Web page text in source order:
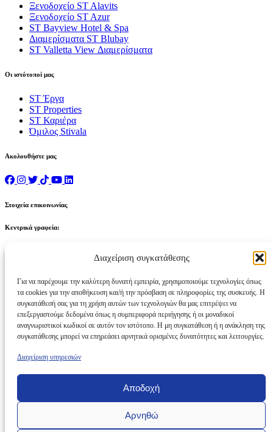
Διαχείριση συγκατάθεσης
Για να παρέχουμε την καλύτερη δυνατή εμπειρία, χρησιμοποιούμε τεχνολογίες όπως
τα cookies για την αποθήκευση και/ή την πρόσβαση σε πληροφορίες της συσκευής. Η
συγκατάθεσή σας για τη χρήση αυτών των τεχνολογιών θα μας επιτρέψει να
επεξεργαστούμε δεδομένα όπως η συμπεριφορά περιήγησης ή οι μοναδικοί
αναγνωριστικοί κωδικοί σε αυτόν τον ιστότοπο. Η μη συγκατάθεση ή η ανάκληση της
συγκατάθεσης μπορεί να επηρεάσει αρνητικά ορισμένες δυνατότητες και λειτουργίες.
Διαχείριση υπηρεσιών
Αποδοχή
Αρνηθώ
Ξενοδοχείο ST Alavits
Ξενοδοχείο ST Azur
ST Bayview Hotel & Spa
Διαμερίσματα ST Blubay
ST Valletta View Διαμερίσματα
Οι ιστότοποί μας
ST Έργα
ST Properties
ST Καριέρα
Όμιλος Stivala
Ακολουθήστε μας
Στοιχεία επικοινωνίας
Κεντρικά γραφεία:
(+356) 2264 0000
Ηλεκτρονικό ταχυδρομείο:
2026